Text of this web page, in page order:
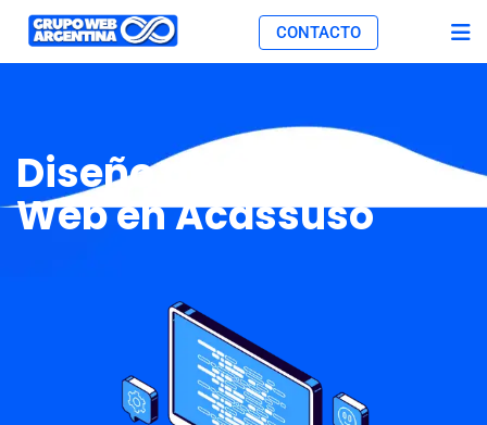
CONTACTO
Diseño de Páginas
Web en Acassuso